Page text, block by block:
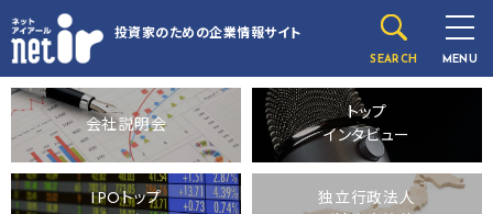
投資家のための企業情報サイト
SEARCH MENU
会社説明会
トップ
インタビュー
IPOトップ
独立行政法人